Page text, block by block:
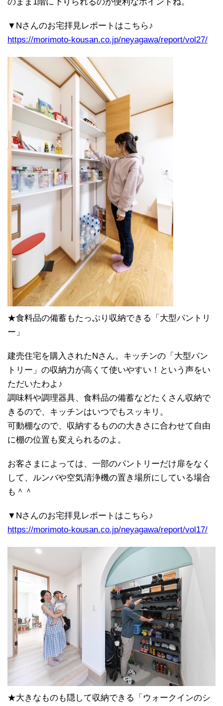
▼Nさんのお宅拝見レポートはこちら♪
https://morimoto-kousan.co.jp/neyagawa/report/vol27/
★食料品の備蓄もたっぷり収納できる「大型パントリ
ー」
建売住宅を購入されたNさん。キッチンの「大型パン
トリー」の収納力が高くて使いやすい！という声をい
ただいたわよ♪
調味料や調理器具、食料品の備蓄などたくさん収納で
きるので、キッチンはいつでもスッキリ。
可動棚なので、収納するものの大きさに合わせて自由
に棚の位置も変えられるのよ。
お客さまによっては、一部のパントリーだけ扉をなく
して、ルンバや空気清浄機の置き場所にしている場合
も＾＾
▼Nさんのお宅拝見レポートはこちら♪
https://morimoto-kousan.co.jp/neyagawa/report/vol17/
★大きなものも隠して収納できる「ウォークインのシ